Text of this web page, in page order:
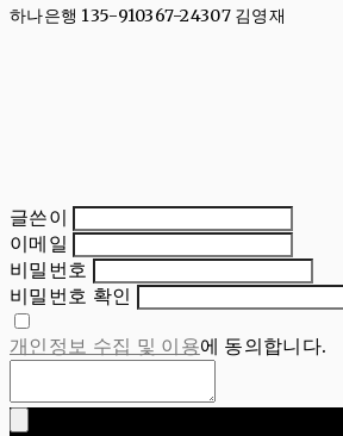
하나은행 135-910367-24307 김영재
글쓴이
이메일
비밀번호
비밀번호 확인
개인정보 수집 및 이용에 동의합니다.